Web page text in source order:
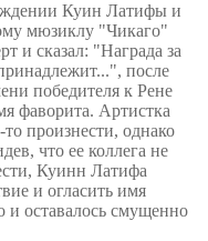
Куин Латифы и
мюзиклу "Чикаго"
и сказал: "Награда за
после
победителя к Рене
фаворита. Артистка
произнести, однако
что ее коллега не
Куинн Латифа
и огласить имя
и оставалось смущенно